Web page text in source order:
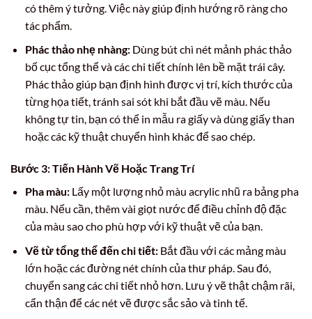
có thêm ý tưởng. Việc này giúp định hướng rõ ràng cho
tác phẩm.
Phác thảo nhẹ nhàng:Dùng bút chì nét mảnh phác thảo
bố cục tổng thể và các chi tiết chính lên bề mặt trái cây.
Phác thảo giúp bạn định hình được vị trí, kích thước của
từng họa tiết, tránh sai sót khi bắt đầu vẽ màu. Nếu
không tự tin, bạn có thể in mẫu ra giấy và dùng giấy than
hoặc các kỹ thuật chuyển hình khác để sao chép.
Bước 3: Tiến Hành Vẽ Hoặc Trang Trí
Pha màu:Lấy một lượng nhỏ màu acrylic nhũ ra bảng pha
màu. Nếu cần, thêm vài giọt nước để điều chỉnh độ đặc
của màu sao cho phù hợp với kỹ thuật vẽ của bạn.
Vẽ từ tổng thể đến chi tiết:Bắt đầu với các mảng màu
lớn hoặc các đường nét chính của thư pháp. Sau đó,
chuyển sang các chi tiết nhỏ hơn. Lưu ý vẽ thật chậm rãi,
cẩn thận để các nét vẽ được sắc sảo và tinh tế.